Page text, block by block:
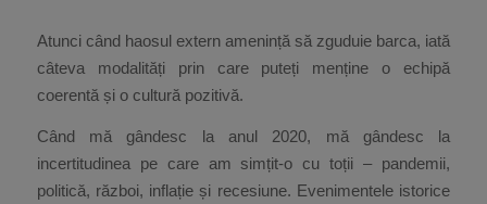
Atunci când haosul extern amenință să zguduie barca, iată
câteva modalități prin care puteți menține o echipă
coerentă și o cultură pozitivă.
Când mă gândesc la anul 2020, mă gândesc la
incertitudinea pe care am simțit-o cu toții – pandemii,
politică, război, inflație și recesiune. Evenimentele istorice